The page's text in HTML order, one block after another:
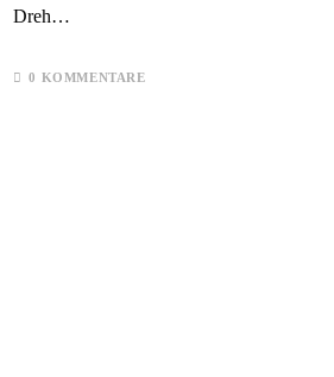
Dreh…
0 KOMMENTARE